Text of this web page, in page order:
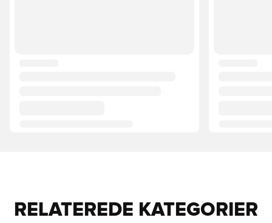
RELATEREDE KATEGORIER